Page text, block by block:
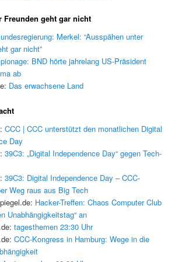
Freunden geht gar nicht
Merkel: “Ausspähen unter
gar nicht”
BND hörte jahrelang US-Präsident
ab
Das erwachsene Land
CCC | CCC unterstützt den monatlichen Digital
Day
39C3: „Digital Independence Day“ gegen Tech-
39C3: Digital Independence Day – CCC-
Weg raus aus Big Tech
Hacker-Treffen: Chaos Computer Club
Unabhängigkeitstag“ an
tagesthemen 23:30 Uhr
CCC-Kongress in Hamburg: Wege in die